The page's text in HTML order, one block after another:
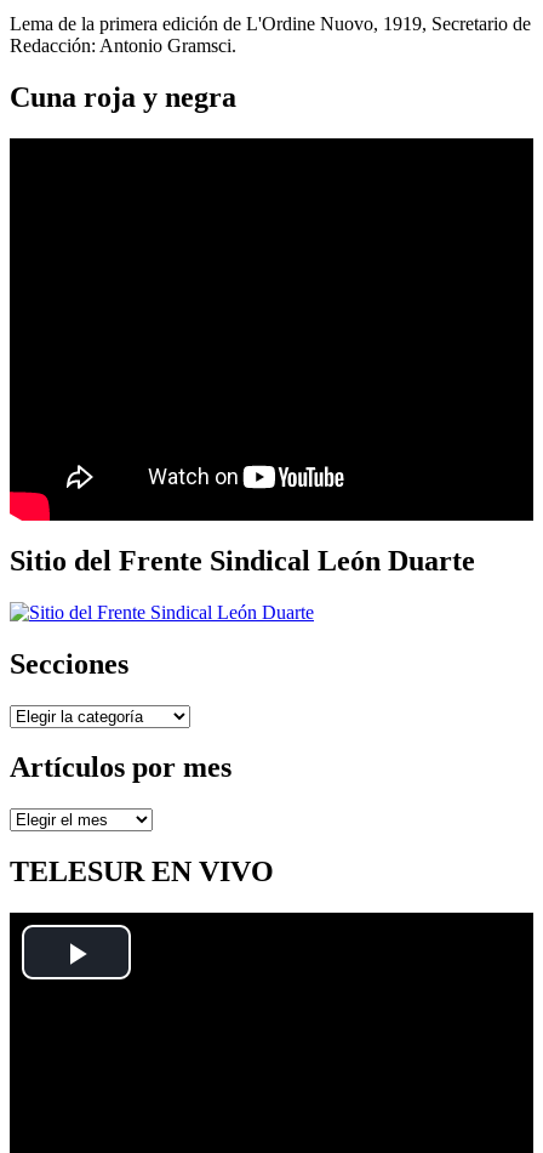
Lema de la primera edición de L'Ordine Nuovo, 1919, Secretario de
Redacción: Antonio Gramsci.
Cuna roja y negra
Sitio del Frente Sindical León Duarte
Secciones
Secciones
Artículos por mes
Artículos
mes
TELESUR EN VIVO